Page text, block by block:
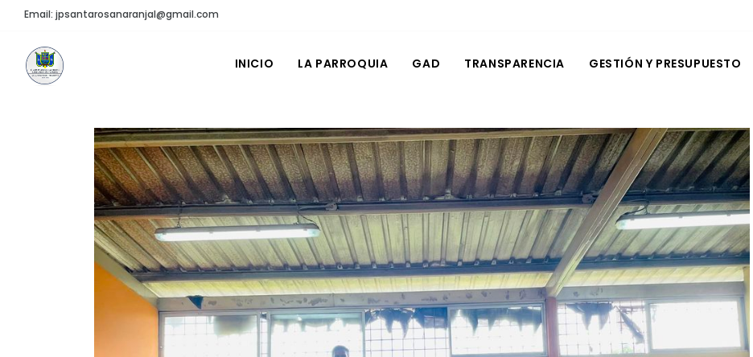
Email: jpsantarosanaranjal@gmail.com
INICIO LA PARROQUIA GAD TRANSPARENCIA GESTIÓN Y PRESUPUESTO